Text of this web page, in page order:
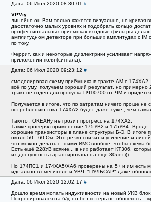
Дата: 06 Июл 2020 08:30:01 #
VPViy
линейно он Вам только кажется визуально, но кривая
даостаточно малых уровнях и подобрать кольцо
профессиональных приёмнках входные фильтры
амплитудном детекторе при больших амплитудах с IM
по току.
Феррит, как и некоторые диэлектрики усиливает
приложении поля (сигнала).
Дата: 06 Июл 2020 09:23:12 #
смоделировал схему приёмника в тракте АМ с
всё по уму, получаем хороший результат, но
тракт не годен для пропуска ПЧ10700 от ЧМ и
Получается в итоге, что по затратам ничего проще
потреблению тока 174ХА2 будет даже хуже , чем
Такчто , ОКЕАНу не грозит прогресс на 174ХА2.
Также проверял применение 175УВ2 и 175УВ4. Вроде
хорошие транзисторы в плане структуры Б-Э. В
около 50...60 Ом. Это резко снизит и усиление и
что можно делать с этими ИМС вообще, чтобы схема
Есть ещё 228УВ всякие... в них работает КТ306,
их доступность гарантирована на ещё 30лет)))
Но 174ПС1 и 174ХА5/ХА6 проверены на 5+ и им есть
идеально в смесителе и УВЧ. "ПУЛЬСАР" даже
Дата: 06 Июл 2020 12:02:17 #
Дошло время мотать индуктивности на новый УКВ
Потренировался на б/у, но без потерь не обошлось -